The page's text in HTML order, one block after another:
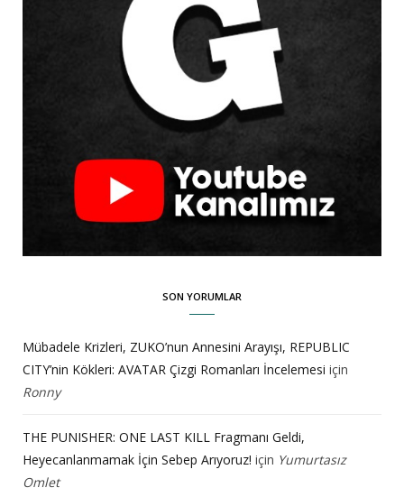
SON YORUMLAR
Mübadele Krizleri, ZUKO’nun Annesini Arayışı, REPUBLIC
CITY’nin Kökleri: AVATAR Çizgi Romanları İncelemesi için
Ronny
THE PUNISHER: ONE LAST KILL Fragmanı Geldi,
Heyecanlanmamak İçin Sebep Arıyoruz! için Yumurtasız
Omlet